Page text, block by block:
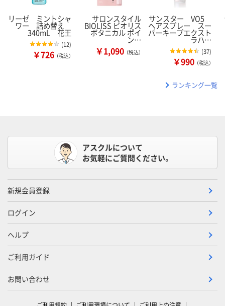
リーゼ ミントシャ
ワー 詰め替え
340mL 花王
(12)
￥726 （税込）
サロンスタイル
BIOLISS ビオリス
ボタニカル ポイ
ン…
￥1,090 （税込）
サンスター VO5
ヘアスプレー スー
パーキープエクスト
ラハ…
(37)
￥990 （税込）
ランキング一覧
アスクルについて
お気軽にご質問ください。
新規会員登録
ログイン
ヘルプ
ご利用ガイド
お問い合わせ